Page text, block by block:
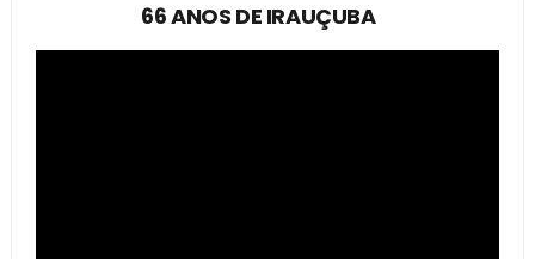
66 ANOS DE IRAUÇUBA